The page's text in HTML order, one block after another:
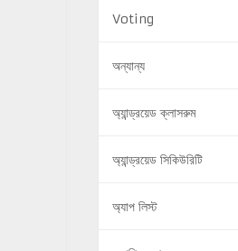
Voting
অন্যান্য
অ্যান্ড্রয়েড ক্লাসরুম
অ্যান্ড্রয়েড সিকিউরিটি
অ্যাপ লিস্ট